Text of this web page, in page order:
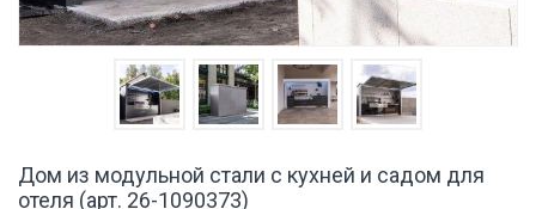
Дом из модульной стали с кухней и садом для
отеля (арт. 26-1090373)